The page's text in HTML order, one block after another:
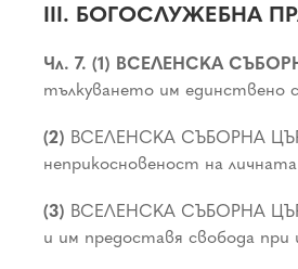
III. БОГОСЛУЖЕБНА
Чл. 7. (1) ВСЕЛЕНСКА
тълкуването им единствено
(2) ВСЕЛЕНСКА СЪБОРНА
неприкосновеност на
(3) ВСЕЛЕНСКА СЪБОРНА
и им предоставя свобода